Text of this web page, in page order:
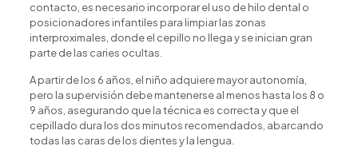
contacto, es necesario incorporar el uso de hilo dental o
posicionadores infantiles para limpiar las zonas
interproximales, donde el cepillo no llega y se inician gran
parte de las caries ocultas.
A partir de los 6 años, el niño adquiere mayor autonomía,
pero la supervisión debe mantenerse al menos hasta los 8 o
9 años, asegurando que la técnica es correcta y que el
cepillado dura los dos minutos recomendados, abarcando
todas las caras de los dientes y la lengua.